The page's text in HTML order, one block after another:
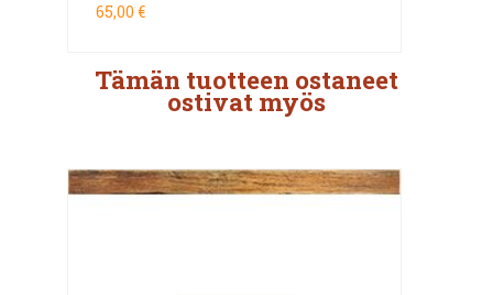
65,00 €
Tämän tuotteen ostaneet
ostivat myös